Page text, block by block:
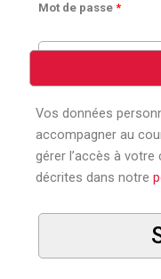
Mot de passe *
Vos données
accompagner au
gérer l’accès à
décrites dans notre